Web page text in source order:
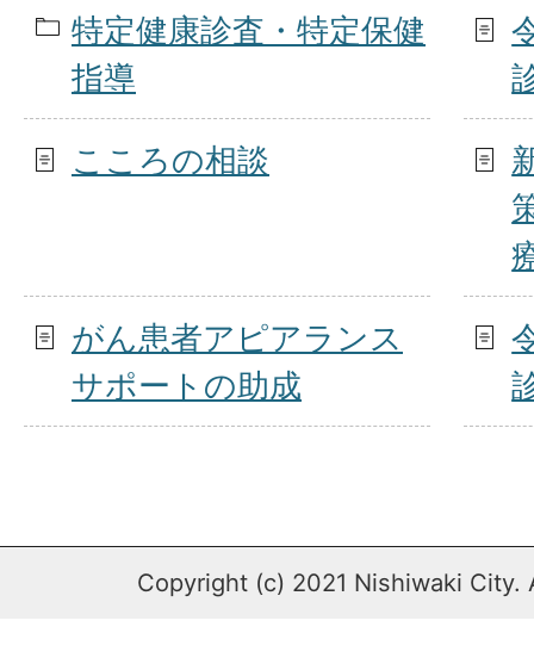
特定健康診査・特定保健
指導
こころの相談
がん患者アピアランス
サポートの助成
Copyright (c) 2021 Nishiwaki City.